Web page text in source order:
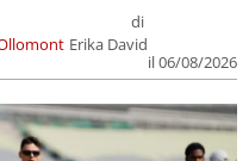
di
Erika David
il 06/08/2026